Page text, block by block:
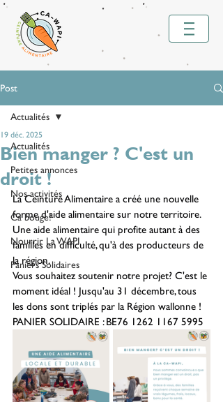
Post
Actualités
Petites annonces
Nos activités
Ca bouge!
Nourrir La WAPI
Paniers Solidaires
Actualités
Bien manger ? C'est un
droit !
19 déc. 2025
La Ceinture Alimentaire a créé une nouvelle
forme d'aide alimentaire sur notre territoire.
Une aide alimentaire qui profite autant à des
familles en difficulté, qu'à des producteurs de
la région.
Vous souhaitez soutenir notre projet? C'est le
moment idéal ! Jusqu'au 31 décembre, tous
les dons sont triplés par la Région wallonne !
PANIER SOLIDAIRE : BE76 1262 1167 5995